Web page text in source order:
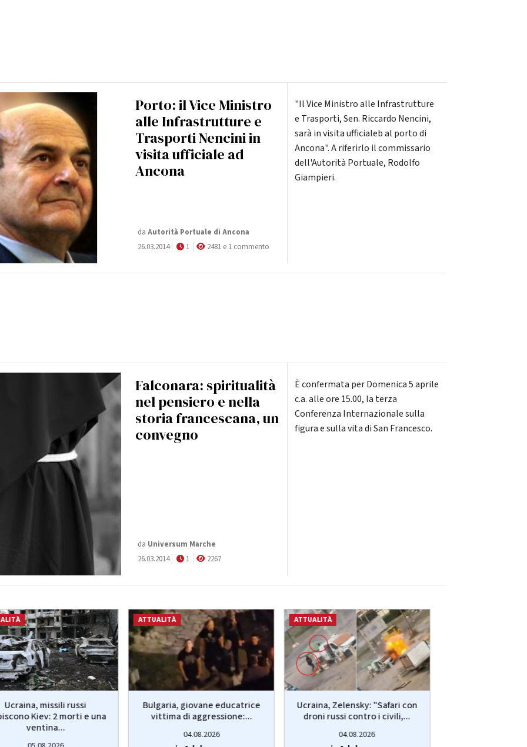
Porto: il Vice Ministro
alle Infrastrutture e
Trasporti Nencini in
visita ufficiale ad
Ancona
da Autorità Portuale di Ancona
26.03.2014
1 2481 e 1 commento
"Il Vice Ministro alle Infrastrutture
e Trasporti, Sen. Riccardo Nencini,
sarà in visita ufficialeb al porto di
Ancona". A riferirlo il commissario
dell'Autorità Portuale, Rodolfo
Giampieri.
Falconara: spiritualità
nel pensiero e nella
storia francescana, un
convegno
da Universum Marche
26.03.2014
1 2267
È confermata per Domenica 5 aprile
c.a. alle ore 15.00, la terza
Conferenza Internazionale sulla
figura e sulla vita di San Francesco.
Ucraina, missili russi
Kiev: 2 morti e una
ventina...
ATTUALITÀ
Bulgaria, giovane educatrice
vittima di aggressione:...
04.08.2026
ATTUALITÀ
Ucraina, Zelensky: "Safari con
droni russi contro i civili,...
04.08.2026